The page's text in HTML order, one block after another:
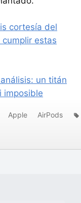
cortesía del
estas
un titán
imposible
Apple AirPods